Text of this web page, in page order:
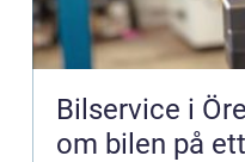
Bilservice i Örebro så tar
om bilen på